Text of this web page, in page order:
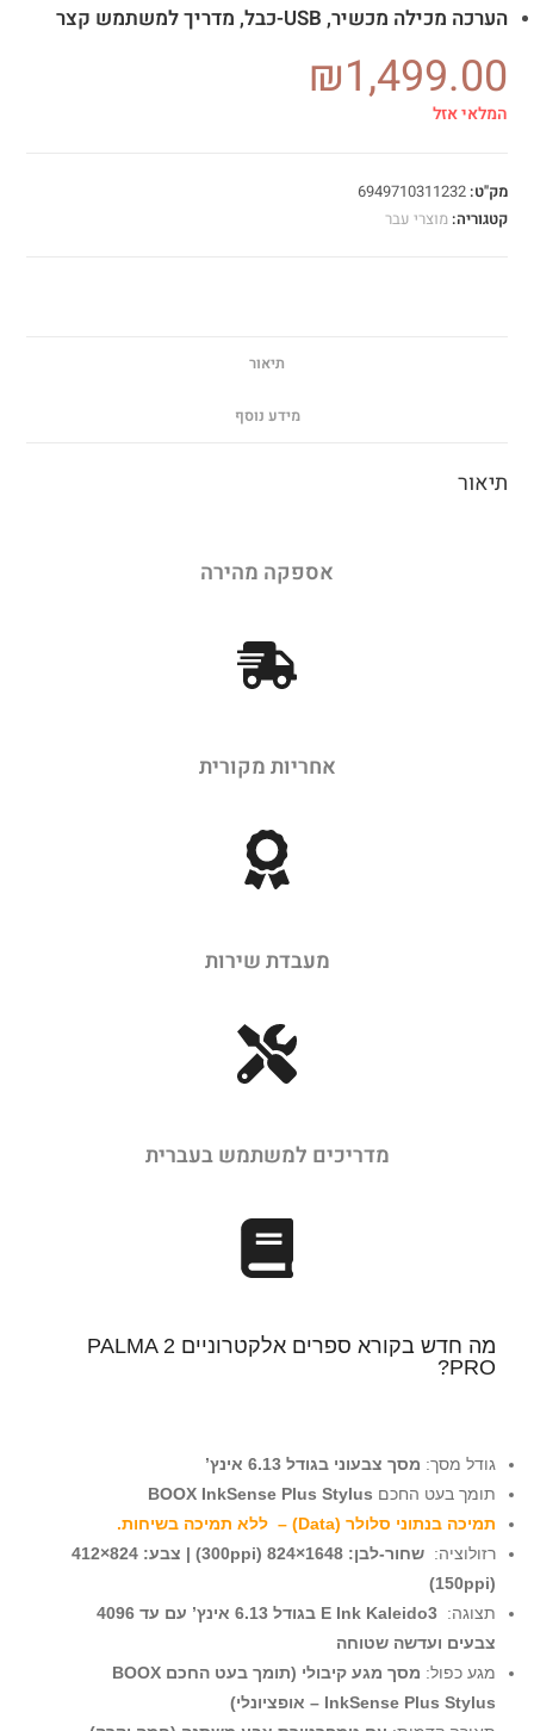
הערכה מכילה מכשיר, USB-כבל, מדריך למשתמש קצר
₪1,499.00
המלאי אזל
מק"ט:6949710311232
קטגוריה:מוצרי עבר
תיאור
מידע נוסף
תיאור
אספקה מהירה
אחריות מקורית
מעבדת שירות
מדריכים למשתמש בעברית
מה חדש בקורא ספרים אלקטרוניים PALMA 2
PRO?
גודל מסך: מסך צבעוני בגודל ‎6.13 אינץ’
תומך בעט החכם BOOX InkSense Plus Stylus
תמיכה בנתוני סלולר (Data) –
ללא תמיכה בשיחות.
רזולוציה:
שחור-לבן: ‎824×1648‎ ‏(300ppi) | צבע: ‎412×824‎
‏(150ppi)
תצוגה:
‏E Ink Kaleido3 בגודל ‎6.13 אינץ’ עם עד 4096
צבעים ועדשה שטוחה
מגע כפול:
מסך מגע קיבולי (תומך בעט החכם BOOX
InkSense Plus Stylus – אופציונלי)